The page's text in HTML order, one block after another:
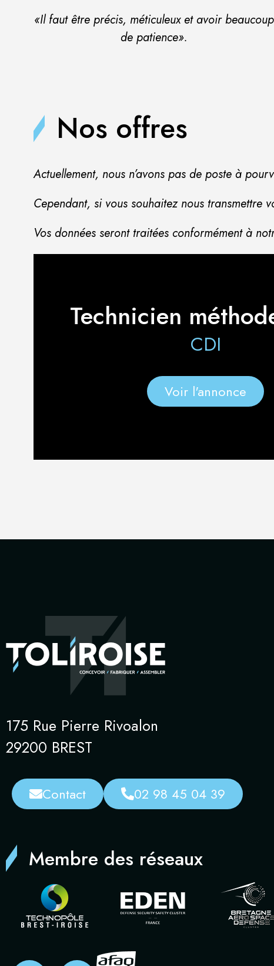
«Il faut être précis, méticuleux et avoir beaucoup
de patience».
Nos offres
Actuellement, nous n’avons pas de poste à
Cependant, si vous souhaitez nous
Vos données seront traitées conformément à
Technicien
CDI
Voir l'annonce
175 Rue Pierre Rivoalon
29200 BREST
Contact 02 98 45 04 39
Membre des réseaux